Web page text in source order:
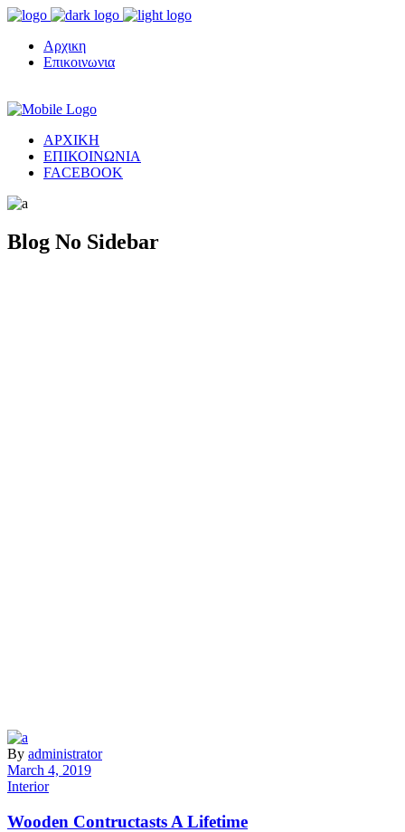
Αρχικη
Επικοινωνια
ΑΡΧΙΚΗ
ΕΠΙΚΟΙΝΩΝΙΑ
FACEBOOK
Blog No Sidebar
By administrator
March 4, 2019
Interior
Wooden Contructasts A Lifetime